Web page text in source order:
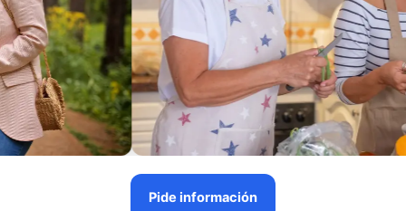
Pide información